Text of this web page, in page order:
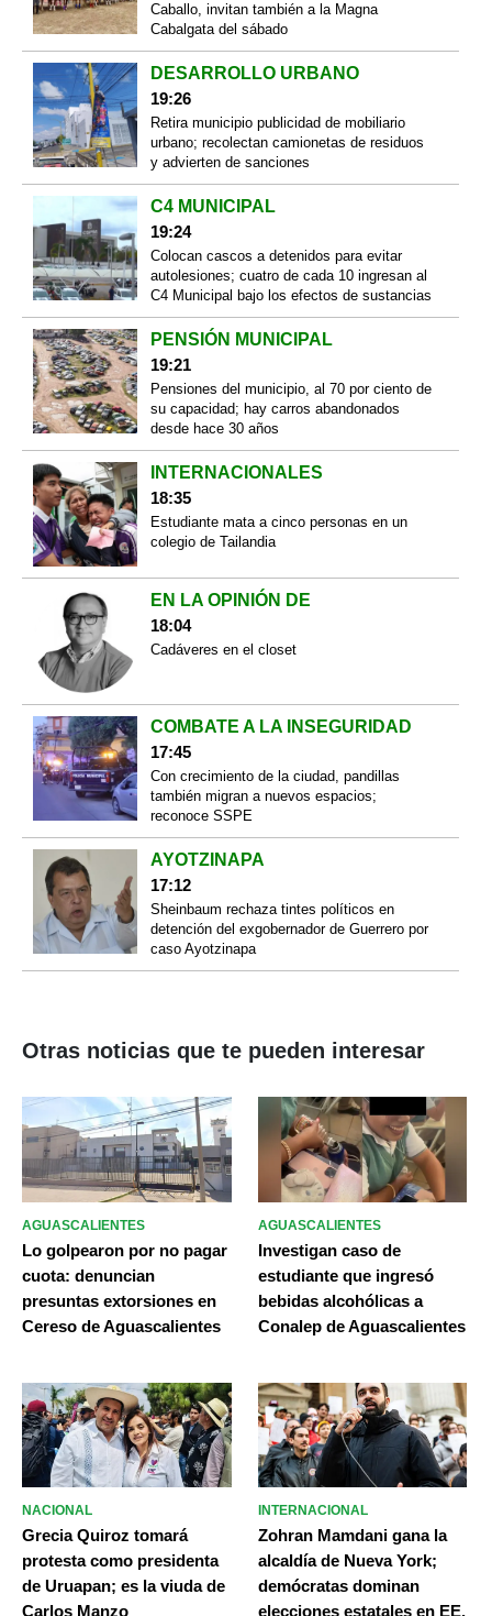
Caballo, invitan también a la Magna
Cabalgata del sábado
DESARROLLO URBANO
19:26
Retira municipio publicidad de mobiliario
urbano; recolectan camionetas de residuos
y advierten de sanciones
C4 MUNICIPAL
19:24
Colocan cascos a detenidos para evitar
autolesiones; cuatro de cada 10 ingresan al
C4 Municipal bajo los efectos de sustancias
PENSIÓN MUNICIPAL
19:21
Pensiones del municipio, al 70 por ciento de
su capacidad; hay carros abandonados
desde hace 30 años
INTERNACIONALES
18:35
Estudiante mata a cinco personas en un
colegio de Tailandia
EN LA OPINIÓN DE
18:04
Cadáveres en el closet
COMBATE A LA INSEGURIDAD
17:45
Con crecimiento de la ciudad, pandillas
también migran a nuevos espacios;
reconoce SSPE
AYOTZINAPA
17:12
Sheinbaum rechaza tintes políticos en
detención del exgobernador de Guerrero por
caso Ayotzinapa
Otras noticias que te pueden interesar
AGUASCALIENTES
Lo golpearon por no pagar
cuota: denuncian
presuntas extorsiones en
Cereso de Aguascalientes
AGUASCALIENTES
Investigan caso de
estudiante que ingresó
bebidas alcohólicas a
Conalep de Aguascalientes
NACIONAL
Grecia Quiroz tomará
protesta como presidenta
de Uruapan; es la viuda de
Carlos Manzo
INTERNACIONAL
Zohran Mamdani gana la
alcaldía de Nueva York;
demócratas dominan
elecciones estatales en EE.